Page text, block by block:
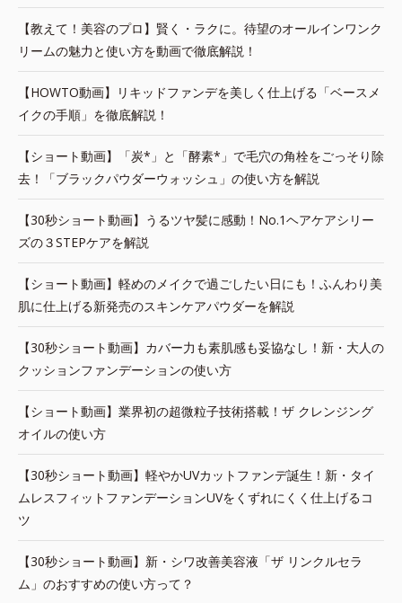
【教えて！美容のプロ】賢く・ラクに。待望のオールインワンク
リームの魅力と使い方を動画で徹底解説！
【HOWTO動画】リキッドファンデを美しく仕上げる「ベースメ
イクの手順」を徹底解説！
【ショート動画】「炭*」と「酵素*」で毛穴の角栓をごっそり除
去！「ブラックパウダーウォッシュ」の使い方を解説
【30秒ショート動画】うるツヤ髪に感動！No.1ヘアケアシリー
ズの３STEPケアを解説
【ショート動画】軽めのメイクで過ごしたい日にも！ふんわり美
肌に仕上げる新発売のスキンケアパウダーを解説
【30秒ショート動画】カバー力も素肌感も妥協なし！新・大人の
クッションファンデーションの使い方
【ショート動画】業界初の超微粒子技術搭載！ザ クレンジング
オイルの使い方
【30秒ショート動画】軽やかUVカットファンデ誕生！新・タイ
ムレスフィットファンデーションUVをくずれにくく仕上げるコ
ツ
【30秒ショート動画】新・シワ改善美容液「ザ リンクルセラ
ム」のおすすめの使い方って？